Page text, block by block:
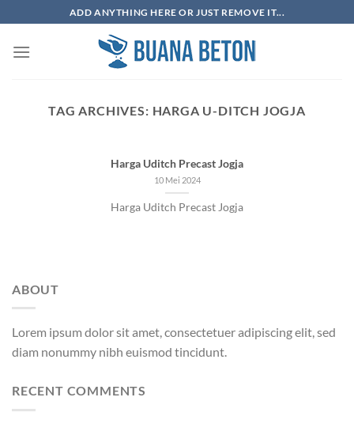
to
content
ADD ANYTHING HERE OR JUST REMOVE IT...
TAG ARCHIVES: HARGA U-DITCH JOGJA
Harga Uditch Precast Jogja
10 Mei 2024
Harga Uditch Precast Jogja
ABOUT
Lorem ipsum dolor sit amet, consectetuer adipiscing elit, sed
diam nonummy nibh euismod tincidunt.
RECENT COMMENTS